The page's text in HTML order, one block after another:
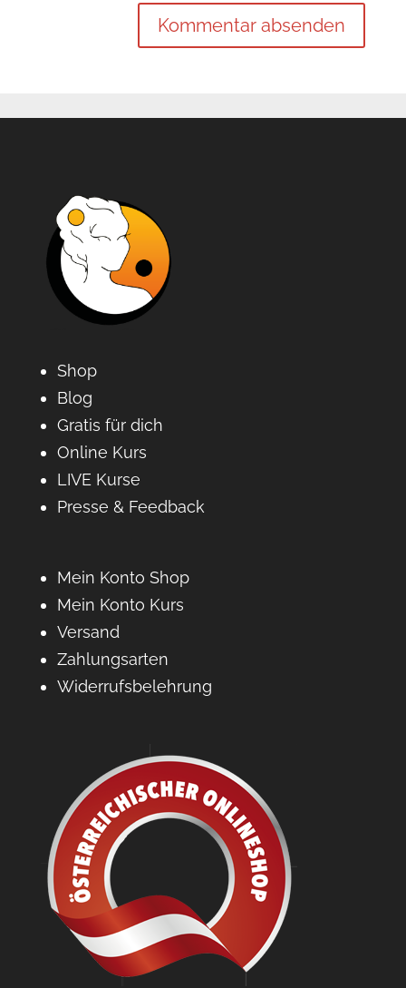
Shop
Blog
Gratis für dich
Online Kurs
LIVE Kurse
Presse & Feedback
Mein Konto Shop
Mein Konto Kurs
Versand
Zahlungsarten
Widerrufsbelehrung